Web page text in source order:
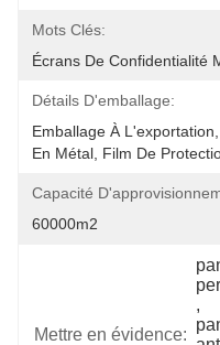
Mots Clés:
Écrans De Confidentialité
Détails D'emballage:
Emballage À
En Métal, Film De
Capacité
60000m2
Mettre en évidence:
,